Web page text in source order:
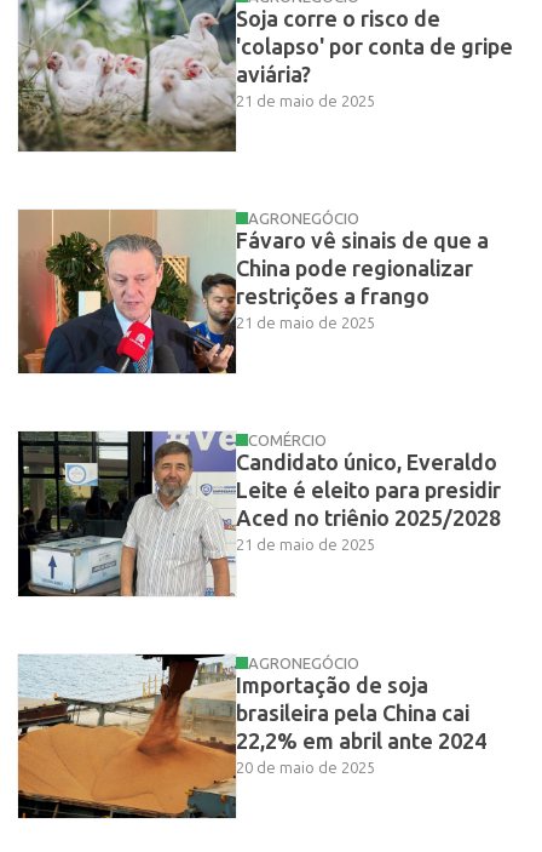
Soja corre o risco de
'colapso' por conta de gripe
aviária?
21 de maio de 2025
AGRONEGÓCIO
Fávaro vê sinais de que a
China pode regionalizar
restrições a frango
21 de maio de 2025
COMÉRCIO
Candidato único, Everaldo
Leite é eleito para presidir
Aced no triênio 2025/2028
21 de maio de 2025
AGRONEGÓCIO
Importação de soja
brasileira pela China cai
22,2% em abril ante 2024
20 de maio de 2025